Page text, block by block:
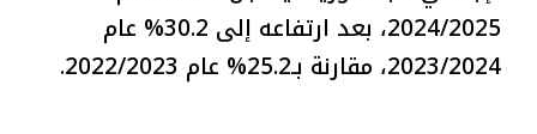
2024/2025، بعد ارتفاعه إلى 30.2% عام
2023/2024، مقارنة بـ25.2% عام 2022/2023.